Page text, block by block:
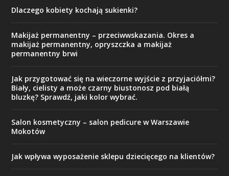
Dlaczego kobiety kochają sukienki?
Makijaż permanentny – przeciwwskazania. Okres a
makijaż permanentny, opryszczka a makijaż
permanentny brwi
Jak przygotować się na wieczorne wyjście z przyjaciółmi?
Biały, cielisty a może czarny biustonosz pod białą
bluzkę? Sprawdź, jaki kolor wybrać.
Salon kosmetyczny – salon pedicure w Warszawie
Mokotów
Jak wpływa wyposażenie sklepu dziecięcego na klientów?